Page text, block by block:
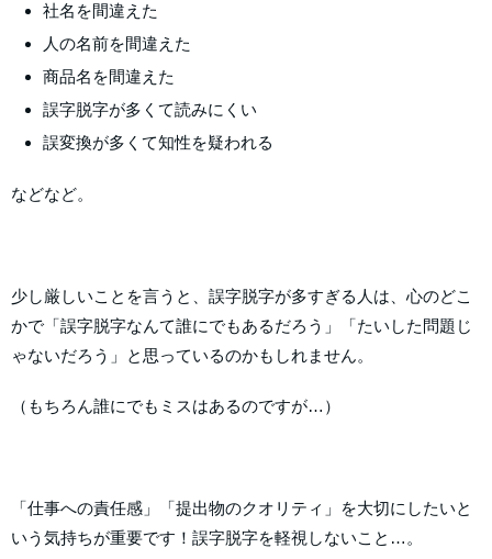
社名を間違えた
人の名前を間違えた
商品名を間違えた
誤字脱字が多くて読みにくい
誤変換が多くて知性を疑われる
などなど。
少し厳しいことを言うと、誤字脱字が多すぎる人は、心のどこ
かで「誤字脱字なんて誰にでもあるだろう」「たいした問題じ
ゃないだろう」と思っているのかもしれません。
（もちろん誰にでもミスはあるのですが…）
「仕事への責任感」「提出物のクオリティ」を大切にしたいと
いう気持ちが重要です！誤字脱字を軽視しないこと…。